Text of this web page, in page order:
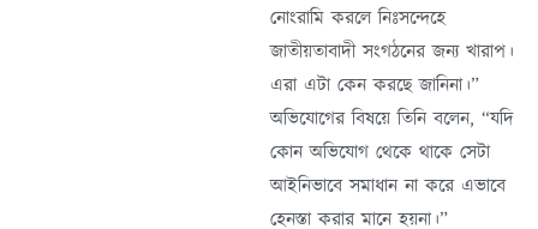
নোংরামি করলে নিঃসন্দেহে
জাতীয়তাবাদী সংগঠনের জন্য খারাপ।
এরা এটা কেন করছে জানিনা।”
অভিযোগের বিষয়ে তিনি বলেন, “যদি
কোন অভিযোগ থেকে থাকে সেটা
আইনিভাবে সমাধান না করে এভাবে
হেনস্তা করার মানে হয়না।”